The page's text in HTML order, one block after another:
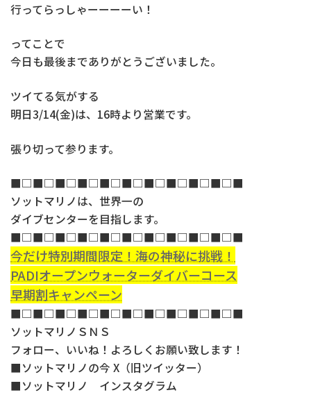
行ってらっしゃーーーーい！
ってことで
今日も最後までありがとうございました。
ツイてる気がする
明日3/14(金)は、16時より営業です。
張り切って参ります。
■□■□■□■□■□■□■□■□■□■□■
ソットマリノは、世界一の
ダイブセンターを目指します。
■□■□■□■□■□■□■□■□■□■□■
今だけ特別期間限定！海の神秘に挑戦！
PADIオープンウォーターダイバーコース
早期割キャンペーン
■□■□■□■□■□■□■□■□■□■□■
ソットマリノＳＮＳ
フォロー、いいね！よろしくお願い致します！
■ソットマリノの今 X（旧ツイッター）
■ソットマリノ インスタグラム